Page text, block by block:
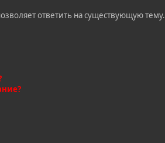
ответить на существующую тему.